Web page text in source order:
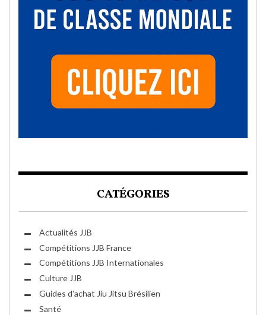
CATÉGORIES
Actualités JJB
Compétitions JJB France
Compétitions JJB Internationales
Culture JJB
Guides d'achat Jiu Jitsu Brésilien
Santé